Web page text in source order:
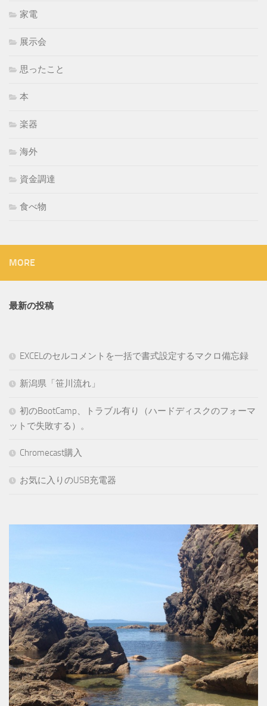
家電
展示会
思ったこと
本
楽器
海外
資金調達
食べ物
MORE
最新の投稿
EXCELのセルコメントを一括で書式設定するマクロ備忘録
新潟県「笹川流れ」
初のBootCamp、トラブル有り（ハードディスクのフォーマ
ットで失敗する）。
Chromecast購入
お気に入りのUSB充電器